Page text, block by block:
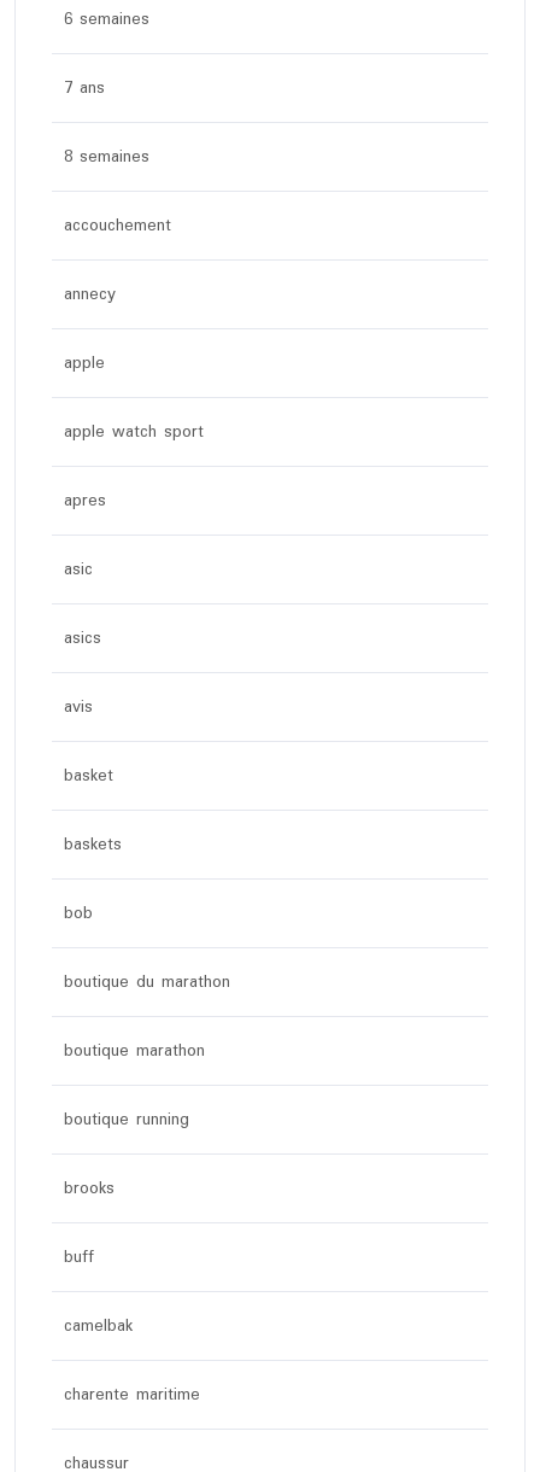
6 semaines
7 ans
8 semaines
accouchement
annecy
apple
apple watch sport
apres
asic
asics
avis
basket
baskets
bob
boutique du marathon
boutique marathon
boutique running
brooks
buff
camelbak
charente maritime
chaussur